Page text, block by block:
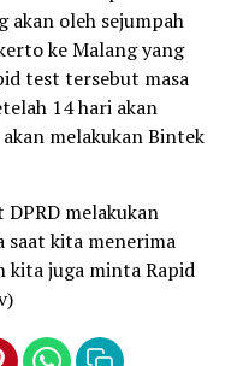
akan oleh sejumpah
ke Malang yang
test tersebut masa
14 hari akan
melakukan Bintek
melakukan
saat kita menerima
kita juga minta Rapid